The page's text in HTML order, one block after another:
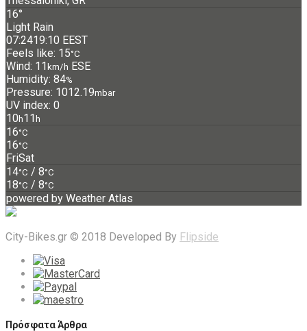
16°
Light Rain
07:2419:10 EEST
Feels like: 15°C
Wind: 11 km/h ESE
Humidity: 84%
Pressure: 1012.19mbar
UV index: 0
10 h11 h
16°C
16°C
FriSat
14°C / 8°C
18°C / 8°C
powered by Weather Atlas
City-Bikes.gr © 2018 Developed By Flipside
Πρόσφατα Άρθρα